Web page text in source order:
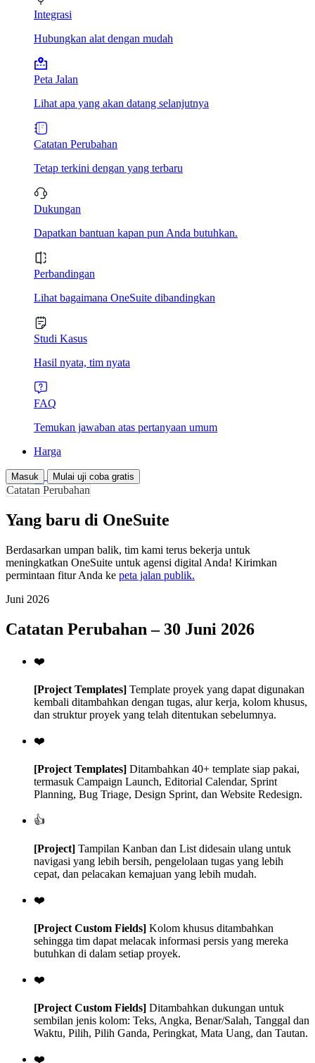
Integrasi
Hubungkan alat dengan mudah
Peta Jalan
Lihat apa yang akan datang selanjutnya
Catatan Perubahan
Tetap terkini dengan yang terbaru
Dukungan
Dapatkan bantuan kapan pun Anda butuhkan.
Perbandingan
Lihat bagaimana OneSuite dibandingkan
Studi Kasus
Hasil nyata, tim nyata
FAQ
Temukan jawaban atas pertanyaan umum
Harga
Masuk Mulai uji coba gratis
Catatan Perubahan
Yang baru di OneSuite
Berdasarkan umpan balik, tim kami terus bekerja untuk
meningkatkan OneSuite untuk agensi digital Anda! Kirimkan
permintaan fitur Anda ke peta jalan publik.
Juni 2026
Catatan Perubahan – 30 Juni 2026
❤️
[Project Templates] Template proyek yang dapat digunakan
kembali ditambahkan dengan tugas, alur kerja, kolom khusus,
dan struktur proyek yang telah ditentukan sebelumnya.
❤️
[Project Templates] Ditambahkan 40+ template siap pakai,
termasuk Campaign Launch, Editorial Calendar, Sprint
Planning, Bug Triage, Design Sprint, dan Website Redesign.
👍
[Project] Tampilan Kanban dan List didesain ulang untuk
navigasi yang lebih bersih, pengelolaan tugas yang lebih
cepat, dan pelacakan kemajuan yang lebih mudah.
❤️
[Project Custom Fields] Kolom khusus ditambahkan
sehingga tim dapat melacak informasi persis yang mereka
butuhkan di dalam setiap proyek.
❤️
[Project Custom Fields] Ditambahkan dukungan untuk
sembilan jenis kolom: Teks, Angka, Benar/Salah, Tanggal dan
Waktu, Pilih, Pilih Ganda, Peringkat, Mata Uang, dan Tautan.
❤️